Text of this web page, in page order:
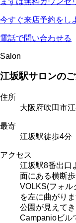
今すぐ来店予約をし
電話で問い合わせる
Salon
江坂駅サロンの
住所
大阪府吹田市
最寄
江坂駅徒歩4分
アクセス
江坂駅8番出口
面にある横断
VOLKS(フォル
を左に曲がり
公園が見えて
Campanioビル